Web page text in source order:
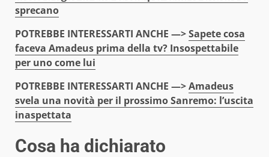
sprecano
POTREBBE INTERESSARTI ANCHE —>Sapete cosa
faceva Amadeus prima della tv? Insospettabile
per uno come lui
POTREBBE INTERESSARTI ANCHE —>Amadeus
svela una novità per il prossimo Sanremo: l’uscita
inaspettata
Cosa ha dichiarato